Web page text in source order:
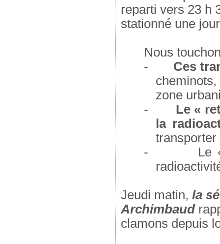
reparti vers 23 h
stationné une
Nous
-
Ces
zone
-
Le «
la
-
Le
Jeudi matin, la
Archimbaud
clamons depuis